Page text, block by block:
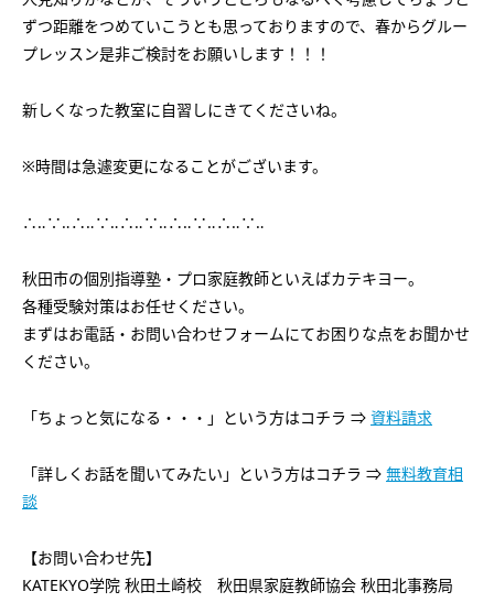
ずつ距離をつめていこうとも思っておりますので、春からグルー
プレッスン是非ご検討をお願いします！！！
新しくなった教室に自習しにきてくださいね。
※時間は急遽変更になることがございます。
∴‥∵‥∴‥∵‥∴‥∵‥∴‥∵‥∴‥∵‥
秋田市の個別指導塾・プロ家庭教師といえばカテキヨー。
各種受験対策はお任せください。
まずはお電話・お問い合わせフォームにてお困りな点をお聞かせ
ください。
「ちょっと気になる・・・」という方はコチラ ⇒ 資料請求
「詳しくお話を聞いてみたい」という方はコチラ ⇒ 無料教育相
談
【お問い合わせ先】
KATEKYO学院 秋田土崎校 秋田県家庭教師協会 秋田北事務局